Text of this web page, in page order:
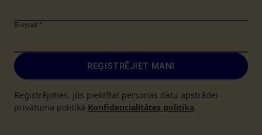
E-mail *
REĢISTRĒJIET MANI
Reģistrējoties, jūs piekrītat personas datu apstrādei
privātuma politikā Konfidencialitātes politika.